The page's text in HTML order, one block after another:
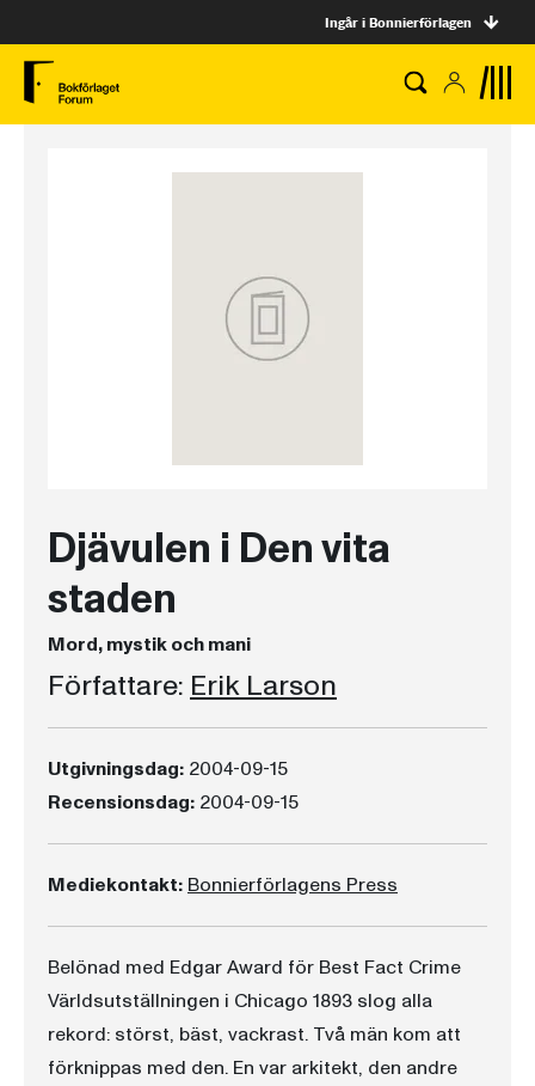
Ingår i Bonnierförlagen
Djävulen i Den vita
staden
Mord, mystik och mani
Författare: Erik Larson
Utgivningsdag: 2004-09-15
Recensionsdag: 2004-09-15
Mediekontakt: Bonnierförlagens Press
Belönad med Edgar Award för Best Fact Crime
Världsutställningen i Chicago 1893 slog alla
rekord: störst, bäst, vackrast. Två män kom att
förknippas med den. En var arkitekt, den andre